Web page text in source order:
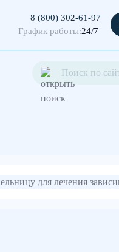
8 (800) 302-61-97
График работы:24/7